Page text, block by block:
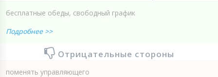
бесплатные обеды, свободный график
Подробнее >>
Отрицательные стороны
поменять управляющего